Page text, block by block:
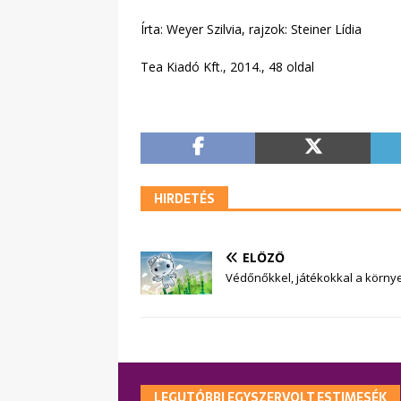
Írta: Weyer Szilvia, rajzok: Steiner Lídia
Tea Kiadó Kft., 2014., 48 oldal
HIRDETÉS
ELŐZŐ
Védőnőkkel, játékokkal a